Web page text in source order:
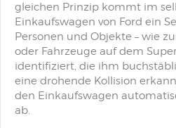
gleichen Prinzip kommt im
Einkaufswagen von Ford ein
Personen und Objekte – wie
oder Fahrzeuge auf dem
identifiziert, die ihm
eine drohende Kollision
den Einkaufswagen
ab.